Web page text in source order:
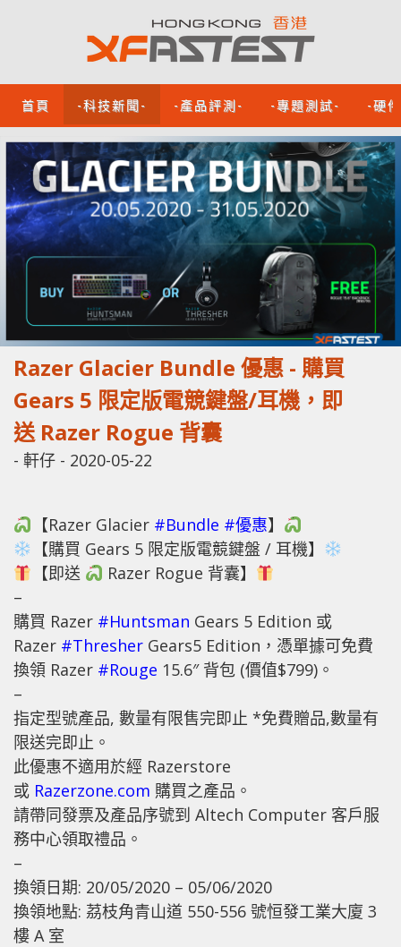
首頁 -科技新聞- -產品評測- -專題測試- -硬
Razer Glacier Bundle 優惠 - 購買
Gears 5 限定版電競鍵盤/耳機，即
送 Razer Rogue 背囊
- 軒仔 - 2020-05-22
【Razer Glacier #Bundle #優惠】
【購買 Gears 5 限定版電競鍵盤 / 耳機】
【即送
Razer Rogue 背囊】
–
購買 Razer #Huntsman Gears 5 Edition 或
Razer #Thresher Gears5 Edition，憑單據可免費
換領 Razer #Rouge 15.6″ 背包 (價值$799)。
–
指定型號產品, 數量有限售完即止 *免費贈品,數量有
限送完即止。
此優惠不適用於經 Razerstore
或 Razerzone.com 購買之產品。
請帶同發票及產品序號到 Altech Computer 客戶服
務中心領取禮品。
–
換領日期: 20/05/2020 – 05/06/2020
換領地點: 茘枝角青山道 550-556 號恒發工業大廈 3
樓 A 室